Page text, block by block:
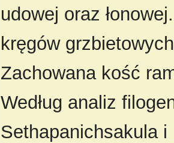
udowej oraz
kręgów
Zachowana kość
Według analiz
Sethapanichsakula